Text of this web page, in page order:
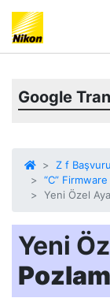
Google
Z f
“C”
Yeni Özel
Yeni